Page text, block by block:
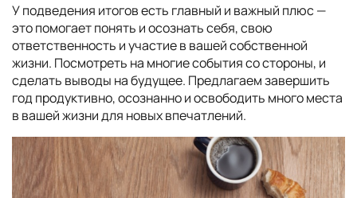
У подведения итогов есть главный и важный плюс —
это помогает понять и осознать себя, свою
ответственность и участие в вашей собственной
жизни. Посмотреть на многие события со стороны, и
сделать выводы на будущее. Предлагаем завершить
год продуктивно, осознанно и освободить много места
в вашей жизни для новых впечатлений.